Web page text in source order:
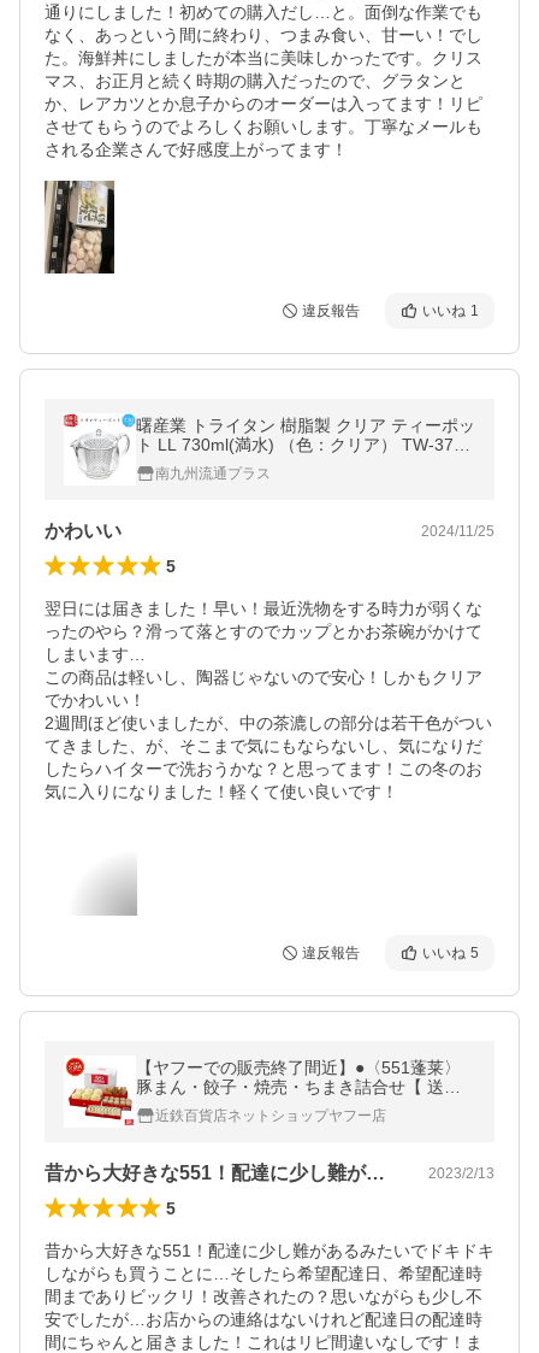
通りにしました！初めての購入だし…と。面倒な作業でも
なく、あっという間に終わり、つまみ食い、甘ーい！でし
た。海鮮丼にしましたが本当に美味しかったです。クリス
マス、お正月と続く時期の購入だったので、グラタンと
か、レアカツとか息子からのオーダーは入ってます！リピ
させてもらうのでよろしくお願いします。丁寧なメールも
される企業さんで好感度上がってます！
違反報告 いいね 1
曙産業 トライタン 樹脂製 クリア ティーポッ
ト LL 730ml(満水) （色：クリア） TW-3733
急須 ガラスのように透明 割れにくい 丈夫
南九州流通プラス
かわいい 2024/11/25
5
翌日には届きました！早い！最近洗物をする時力が弱くな
ったのやら？滑って落とすのでカップとかお茶碗がかけて
しまいます…
この商品は軽いし、陶器じゃないので安心！しかもクリア
でかわいい！
2週間ほど使いましたが、中の茶漉しの部分は若干色がつい
てきました、が、そこまで気にもならないし、気になりだ
したらハイターで洗おうかな？と思ってます！この冬のお
気に入りになりました！軽くて使い良いです！
違反報告 いいね 5
【ヤフーでの販売終了間近】●〈551蓬莱〉
豚まん・餃子・焼売・ちまき詰合せ【 送料
込み 直送便 】-Ｒ−Ａ[コ]kangl【YHO】_C22
1101600056
近鉄百貨店ネットショップヤフー店
昔から大好きな551！配達に少し難があ… 2023/2/13
5
昔から大好きな551！配達に少し難があるみたいでドキドキ
しながらも買うことに…そしたら希望配達日、希望配達時
間までありビックリ！改善されたの？思いながらも少し不
安でしたが…お店からの連絡はないけれど配達日の配達時
間にちゃんと届きました！これはリピ間違いなしです！ま